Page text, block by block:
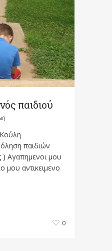
παιδιού
παιδιών
) Αγαπημενοι μου
μου αντικειμενο
0